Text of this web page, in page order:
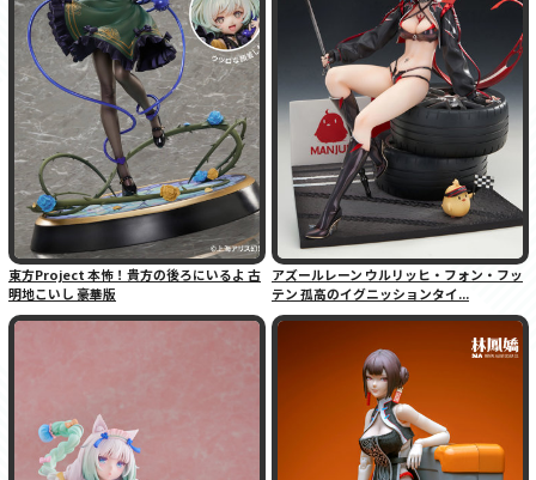
東方Project 本怖！貴方の後ろにいるよ 古
明地こいし 豪華版
アズールレーン ウルリッヒ・フォン・フッ
テン 孤高のイグニッションタイ...